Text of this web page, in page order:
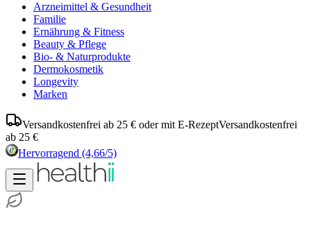
Arzneimittel & Gesundheit
Familie
Ernährung & Fitness
Beauty & Pflege
Bio- & Naturprodukte
Dermokosmetik
Longevity
Marken
Versandkostenfrei ab 25 € oder mit E-RezeptVersandkostenfrei
ab 25 €
Hervorragend (4,66/5)